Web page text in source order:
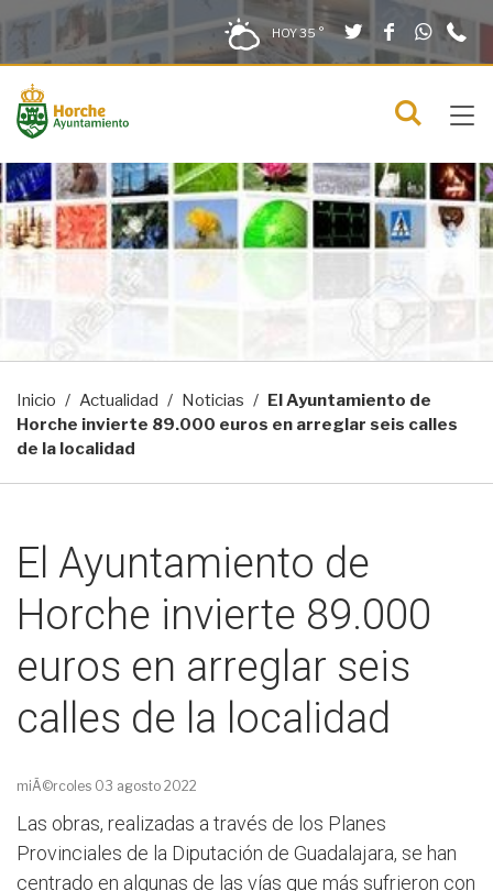
Saltar al contenido
Saltar a la navegación
Información de contacto HOY35 ° TwitterFacebook
menú
Inicio Actualidad Noticias
El Ayuntamiento de
Horche invierte 89.000 euros en arreglar seis calles
de la localidad
El Ayuntamiento de
Horche invierte 89.000
euros en arreglar seis
calles de la localidad
miÃ©rcoles 03 agosto 2022
Las obras, realizadas a través de los Planes
Provinciales de la Diputación de Guadalajara, se han
centrado en algunas de las vías que más sufrieron con